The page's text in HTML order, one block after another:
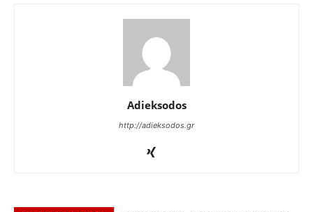
Adieksodos
http://adieksodos.gr